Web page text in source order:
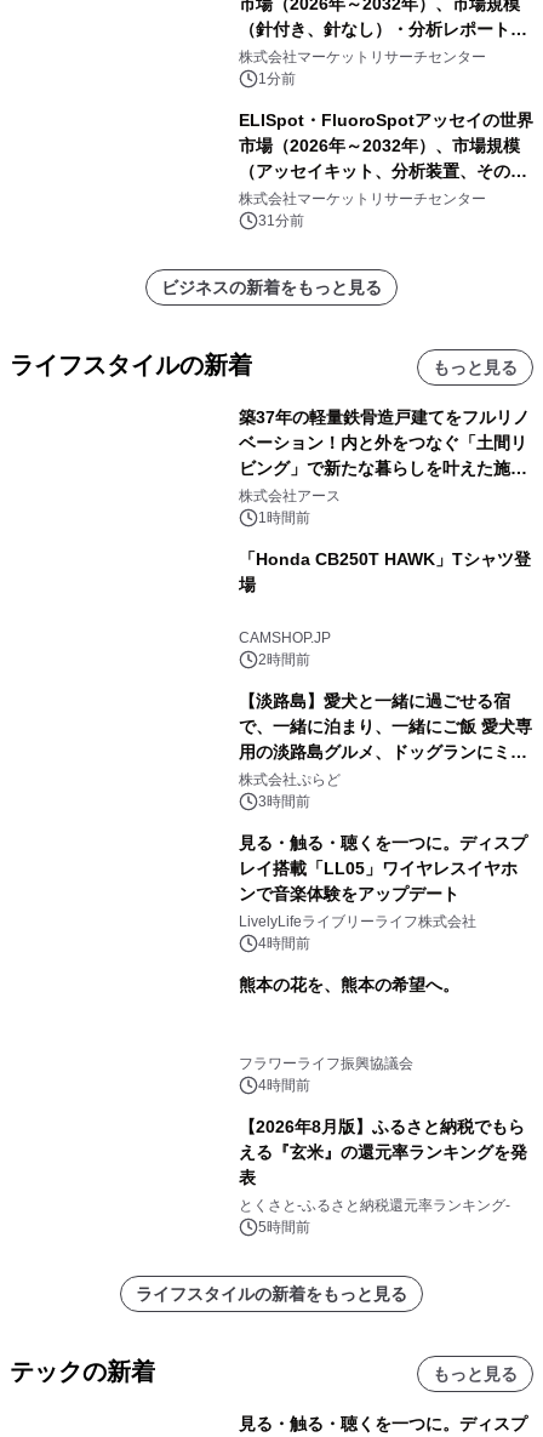
（針付き、針なし）・分析レポートを
発表
株式会社マーケットリサーチセンター
1分前
ELISpot・FluoroSpotアッセイの世界
市場（2026年～2032年）、市場規模
（アッセイキット、分析装置、その
他）・分析レポートを発表
株式会社マーケットリサーチセンター
31分前
ビジネスの新着をもっと見る
ライフスタイルの新着 もっと見る
築37年の軽量鉄骨造戸建てをフルリノ
ベーション！内と外をつなぐ「土間リ
ビング」で新たな暮らしを叶えた施工
事例を株式会社アースが公開
株式会社アース
1時間前
「Honda CB250T HAWK」Tシャツ登
場
CAMSHOP.JP
2時間前
【淡路島】愛犬と一緒に過ごせる宿
で、一緒に泊まり、一緒にご飯 愛犬専
用の淡路島グルメ、ドッグランにミニ
プール グランピングとトレーラーハウ
スの2施設で
株式会社ぷらど
3時間前
見る・触る・聴くを一つに。ディスプ
レイ搭載「LL05」ワイヤレスイヤホ
ンで音楽体験をアップデート
LivelyLifeライブリーライフ株式会社
4時間前
熊本の花を、熊本の希望へ。
フラワーライフ振興協議会
4時間前
【2026年8月版】ふるさと納税でもら
える『玄米』の還元率ランキングを発
表
とくさと-ふるさと納税還元率ランキング-
5時間前
ライフスタイルの新着をもっと見る
テックの新着 もっと見る
見る・触る・聴くを一つに。ディスプ